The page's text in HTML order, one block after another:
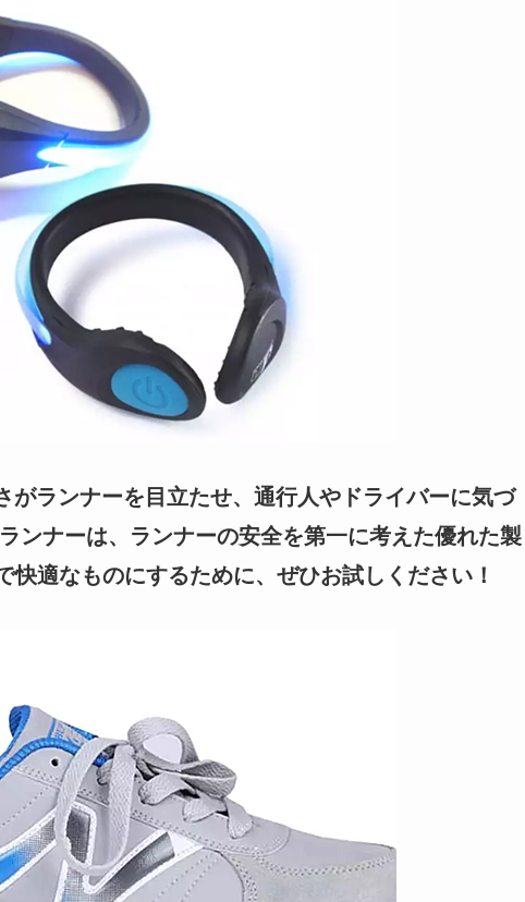
がランナーを目立たせ、通行人やドライバーに気づ
ンナーは、ランナーの安全を第一に考えた優れた製
適なものにするために、ぜひお試しください！